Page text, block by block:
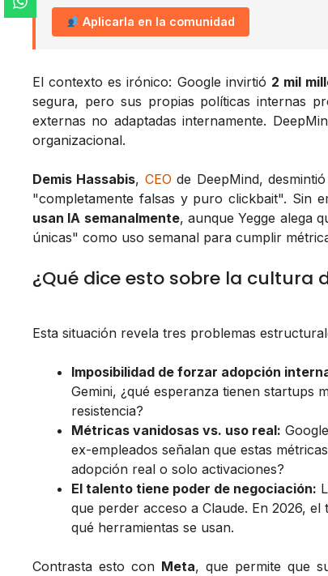
Aplicarla en la comunidad
El contexto es irónico: Google invirtió 2 mil
segura, pero sus propias políticas internas
externas no adaptadas internamente.
organizacional.
Demis Hassabis, CEO de DeepMind,
"completamente falsas y puro clickbait". Sin
usan IA semanalmente, aunque Yegge alega
únicas" como uso semanal para cumplir
¿Qué dice esto sobre la cultura
Esta situación revela tres problemas
Imposibilidad de forzar adopción
Gemini, ¿qué esperanza tienen startups
resistencia?
Métricas vanidosas vs. uso real:
ex-empleados señalan que estas
adopción real o solo activaciones?
El talento tiene poder de negociación:
que perder acceso a Claude. En 2026,
qué herramientas se usan.
Contrasta esto con Meta, que permite que